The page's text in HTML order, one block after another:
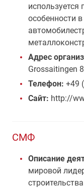
используется
особенности
Адрес
Grossaitingen
Телефон: +49
Сайт: http://
СМФ
Описание
мировой